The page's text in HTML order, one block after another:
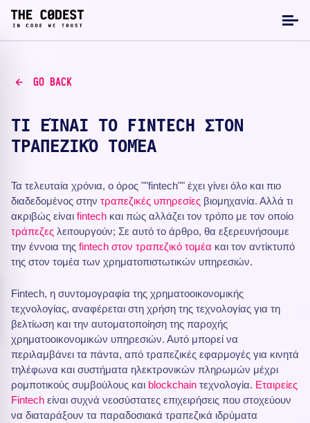
GO BACK
ΤΙ ΕΊΝΑΙ ΤΟ FINTECH ΣΤΟΝ
ΤΡΑΠΕΖΙΚΌ ΤΟΜΈΑ
Τα τελευταία χρόνια, ο όρος ""fintech"" έχει γίνει όλο και πιο
διαδεδομένος στην τραπεζικές υπηρεσίες βιομηχανία. Αλλά τι
ακριβώς είναι fintech και πώς αλλάζει τον τρόπο με τον οποίο
τράπεζες λειτουργούν; Σε αυτό το άρθρο, θα εξερευνήσουμε
την έννοια της fintech στον τραπεζικό τομέα και τον αντίκτυπό
της στον τομέα των χρηματοπιστωτικών υπηρεσιών.
Fintech, η συντομογραφία της χρηματοοικονομικής
τεχνολογίας, αναφέρεται στη χρήση της τεχνολογίας για τη
βελτίωση και την αυτοματοποίηση της παροχής
χρηματοοικονομικών υπηρεσιών. Αυτό μπορεί να
περιλαμβάνει τα πάντα, από τραπεζικές εφαρμογές για κινητά
τηλέφωνα και συστήματα ηλεκτρονικών πληρωμών μέχρι
ρομποτικούς συμβούλους και blockchain τεχνολογία. Εταιρείες
Fintech είναι συχνά νεοσύστατες επιχειρήσεις που στοχεύουν
να διαταράξουν τα παραδοσιακά τραπεζικά ιδρύματα